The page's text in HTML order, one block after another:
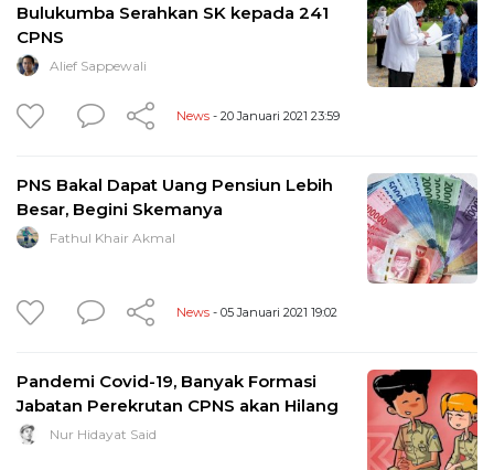
Bulukumba Serahkan SK kepada 241
CPNS
Alief Sappewali
News - 20 Januari 2021 23:59
PNS Bakal Dapat Uang Pensiun Lebih
Besar, Begini Skemanya
Fathul Khair Akmal
News - 05 Januari 2021 19:02
Pandemi Covid-19, Banyak Formasi
Jabatan Perekrutan CPNS akan Hilang
Nur Hidayat Said